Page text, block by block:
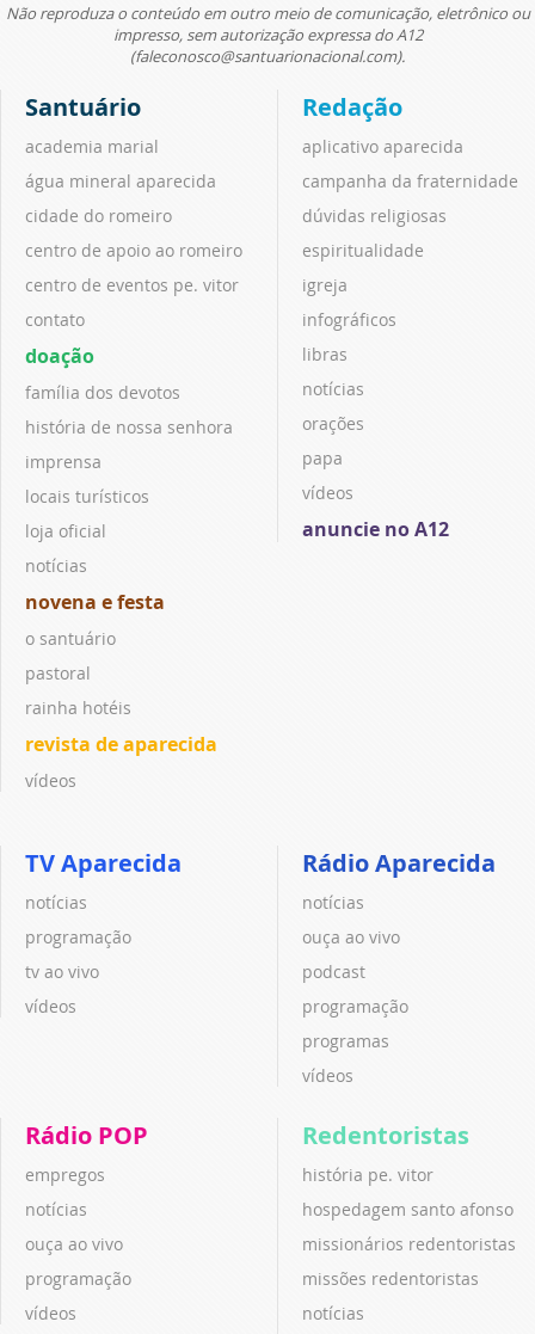
Não reproduza o conteúdo em outro meio de comunicação, eletrônico ou
impresso, sem autorização expressa do A12
(faleconosco@santuarionacional.com).
Santuário
academia marial
água mineral aparecida
cidade do romeiro
centro de apoio ao romeiro
centro de eventos pe. vitor
contato
doação
família dos devotos
história de nossa senhora
imprensa
locais turísticos
loja oficial
notícias
novena e festa
o santuário
pastoral
rainha hotéis
revista de aparecida
vídeos
Redação
aplicativo aparecida
campanha da fraternidade
dúvidas religiosas
espiritualidade
igreja
infográficos
libras
notícias
orações
papa
vídeos
anuncie no A12
TV Aparecida
notícias
programação
tv ao vivo
vídeos
Rádio Aparecida
notícias
ouça ao vivo
podcast
programação
programas
vídeos
Rádio POP
empregos
notícias
ouça ao vivo
programação
vídeos
Redentoristas
história pe. vitor
hospedagem santo afonso
missionários redentoristas
missões redentoristas
notícias